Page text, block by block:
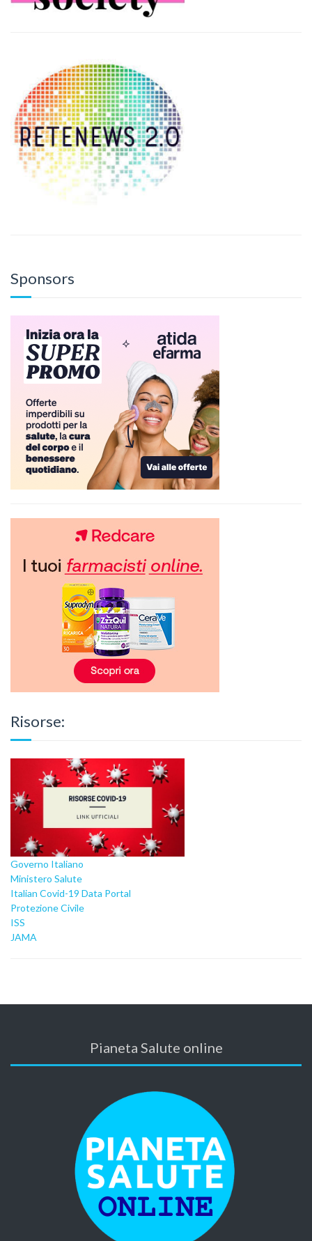
Sponsors
Risorse:
Governo Italiano
Ministero Salute
Italian Covid-19 Data Portal
Protezione Civile
ISS
JAMA
Pianeta Salute online